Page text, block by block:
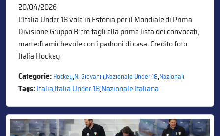
20/04/2026
L’Italia Under 18 vola in Estonia per il Mondiale di Prima
Divisione Gruppo B: tre tagli alla prima lista dei convocati,
martedì amichevole con i padroni di casa. Credito foto:
Italia Hockey
Categorie:Hockey,N. Giovanili,Nazionale Under 18,Nazionali
Tags:Italia,Italia Under 18,Nazionale Italiana